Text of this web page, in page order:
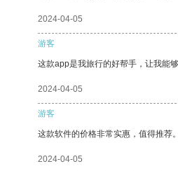
2024-04-05
游客
这款app是我旅行的好帮手，让我能
2024-04-05
游客
这款软件的价格非常实惠，值得推荐。
2024-04-05